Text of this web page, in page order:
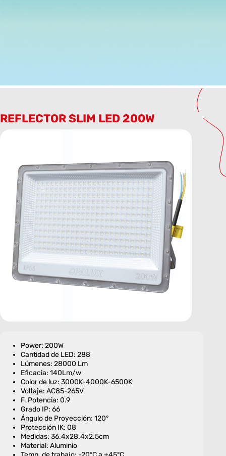
REFLECTOR SLIM LED 200W
Power: 200W
Cantidad de LED: 288
Lúmenes: 28000 Lm
Eficacia: 140Lm/w
Color de luz: 3000K-4000K-6500K
Voltaje: AC85-265V
F. Potencia: 0.9
Grado IP: 66
Ángulo de Proyección: 120°
Protección IK: 08
Medidas: 36.4x28.4x2.5cm
Material: Aluminio